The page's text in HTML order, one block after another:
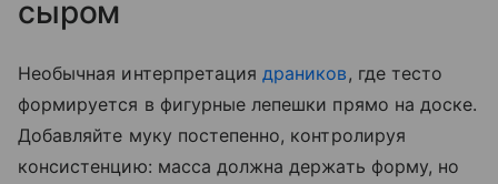
сыром
Необычная интерпретациядраников, где тесто
формируется в фигурные лепешки прямо на доске.
Добавляйте муку постепенно, контролируя
консистенцию: масса должна держать форму, но